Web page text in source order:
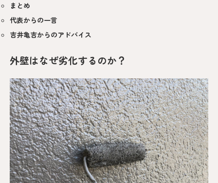
まとめ
代表からの一言
吉井亀吉からのアドバイス
外壁はなぜ劣化するのか？